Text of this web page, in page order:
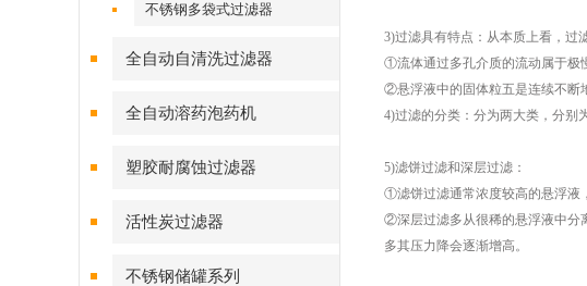
不锈钢多袋式过滤器
全自动自清洗过滤器
全自动溶药泡药机
塑胶耐腐蚀过滤器
活性炭过滤器
不锈钢储罐系列
3)过滤具有特点：从本质上看，过
①流体通过多孔介质的流动属于极
②悬浮液中的固体粒五是连续不断
4)过滤的分类：分为两大类，分别
5)滤饼过滤和深层过滤：
①滤饼过滤通常浓度较高的悬浮液
②深层过滤多从很稀的悬浮液中分
多其压力降会逐渐增高。